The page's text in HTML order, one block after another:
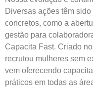
Diversas ações têm
concretos, como a
gestão para
Capacita Fast. Criado
recrutou mulheres sem
vem oferecendo
práticos em todas as